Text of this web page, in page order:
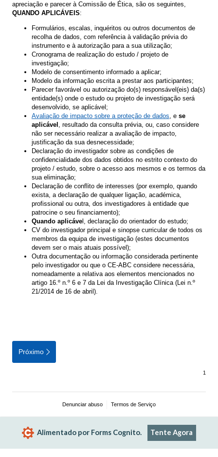
apreciação e parecer à Comissão de Ética, são os seguintes,
QUANDO APLICÁVEIS:
Formulários, escalas, inquéritos ou outros documentos de
recolha de dados, com referência à validação prévia do
instrumento e à autorização para a sua utilização;
Cronograma de realização do estudo / projeto de
investigação;
Modelo de consentimento informado a aplicar;
Modelo da informação escrita a prestar aos participantes;
Parecer favorável ou autorização do(s) responsável(eis) da(s)
entidade(s) onde o estudo ou projeto de investigação será
desenvolvido, se aplicável;
Avaliação de impacto sobre a proteção de dados, e se
aplicável , resultado da consulta prévia, ou, caso considere
não ser necessário realizar a avaliação de impacto,
justificação da sua desnecessidade;
Declaração do investigador sobre as condições de
confidencialidade dos dados obtidos no estrito contexto do
projeto / estudo, sobre o acesso aos mesmos e os termos da
sua eliminação;
Declaração de conflito de interesses (por exemplo, quando
exista, a declaração de qualquer ligação, académica,
profissional ou outra, dos investigadores à entidade que
patrocine o seu financiamento);
Quando aplicáve l, declaração do orientador do estudo;
CV do investigador principal e sinopse curricular de todos os
membros da equipa de investigação (estes documentos
devem ser o mais atuais possível);
Outra documentação ou informação considerada pertinente
pelo investigador ou que o CE-ABC considere necessária,
nomeadamente a relativa aos elementos mencionados no
artigo 16.º n.º 6 e 7 da Lei da Investigação Clínica (Lei n.º
21/2014 de 16 de abril).
Próximo
Denunciar abuso Termos de Serviço
Alimentado por Forms Cognito. Tente Agora